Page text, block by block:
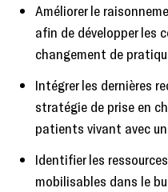
Améliorer le
afin de développer les
changement de
Intégrer les dernières
stratégie de prise en
patients vivant avec
Identifier les
mobilisables dans le